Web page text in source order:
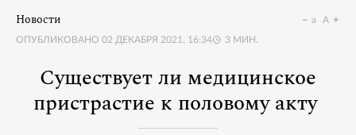
Новости
ОПУБЛИКОВАНО 02 ДЕКАБРЯ 2021, 16:34 3 МИН.
a A
Существует ли медицинское
пристрастие к половому акту